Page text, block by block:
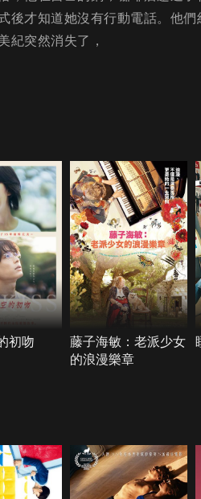
後才知道她沒有行動電話。他
紀突然消失了，
初吻
藤子海敏：老派少女
的浪漫樂章